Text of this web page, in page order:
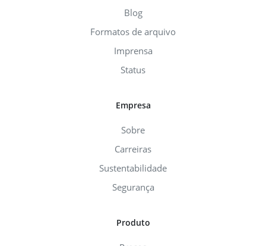
Blog
Formatos de arquivo
Imprensa
Status
Empresa
Sobre
Carreiras
Sustentabilidade
Segurança
Produto